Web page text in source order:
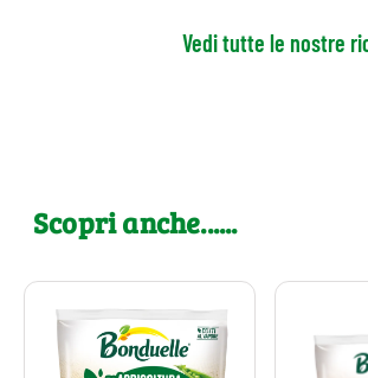
Vedi tutte le nostre
Scopri anche......